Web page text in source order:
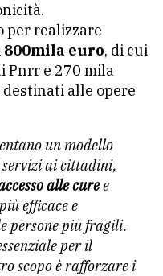
per realizzare
800mila euro, di cui
Pnrr e 270 mila
alle opere
un modello
ai cittadini,
alle curee
efficace e
persone più fragili.
per il
scopo è rafforzare i